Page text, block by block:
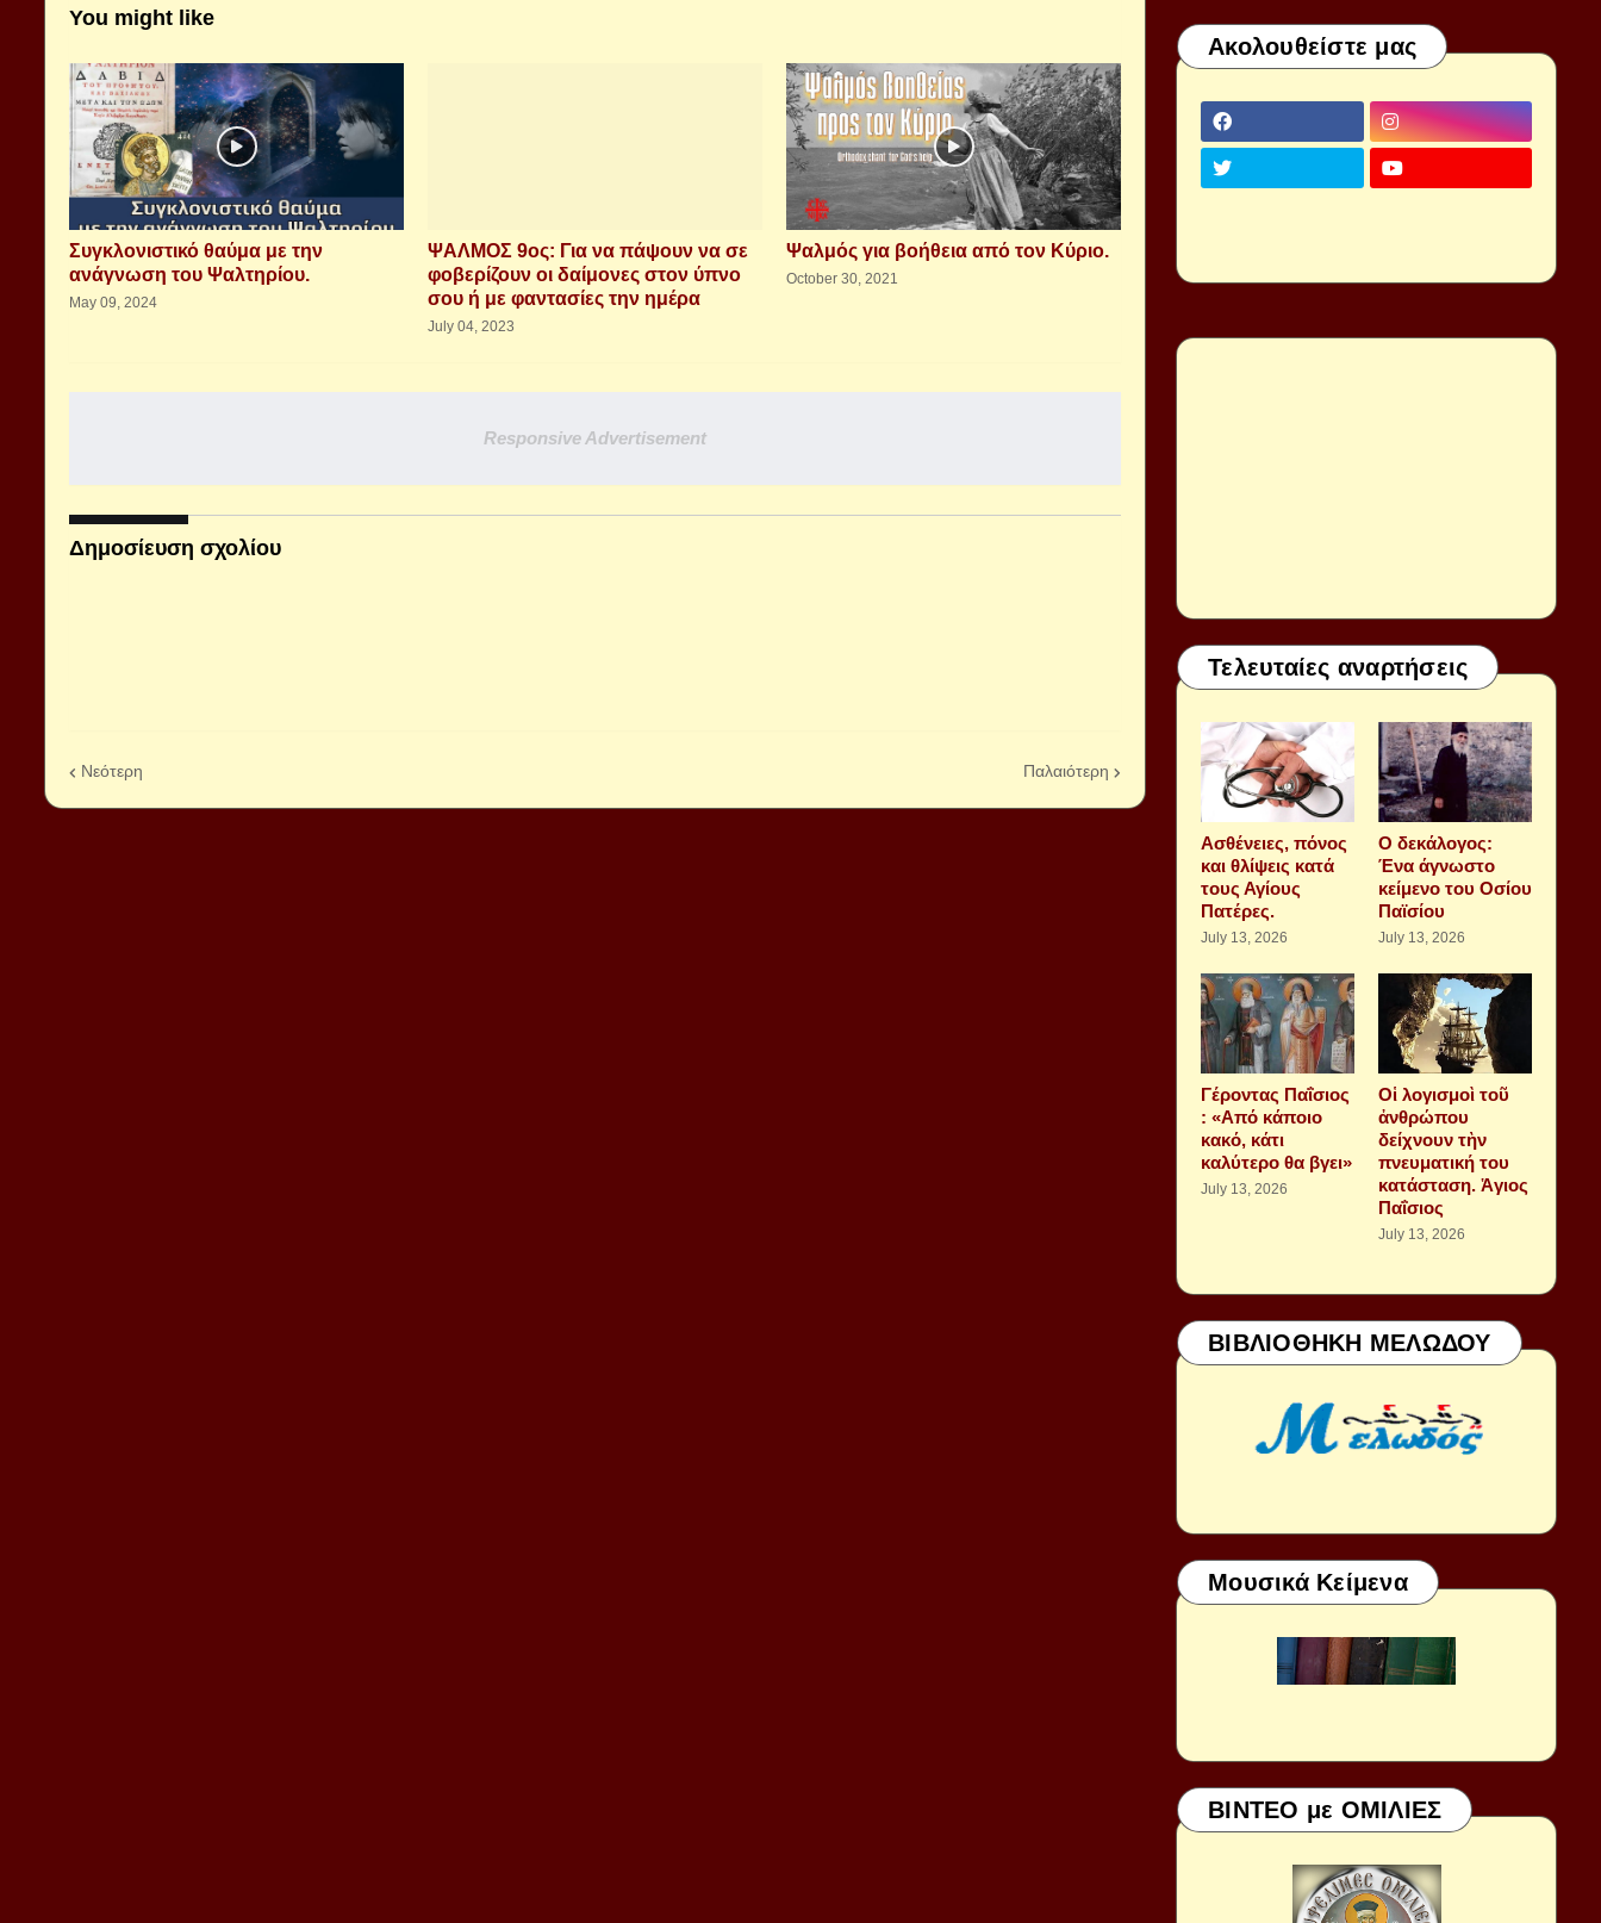
You might like
Συγκλονιστικό θαύμα με την
ανάγνωση του Ψαλτηρίου.
May 09, 2024
ΨΑΛΜΟΣ 9ος: Για να πάψουν να σε
φοβερίζουν οι δαίμονες στον ύπνο
σου ή με φαντασίες την ημέρα
July 04, 2023
Ψαλμός για βοήθεια από τον Κύριο.
October 30, 2021
Responsive Advertisement
Δημοσίευση σχολίου
Νεότερη Παλαιότερη
Ακολουθείστε μας
Τελευταίες αναρτήσεις
Aσθένειες, πόνος
και θλίψεις κατά
τους Αγίους
Πατέρες.
July 13, 2026
Ο δεκάλογος:
Ένα άγνωστο
κείμενο του Οσίου
Παϊσίου
July 13, 2026
Γέροντας Παΐσιος
: «Από κάποιο
κακό, κάτι
καλύτερο θα βγει»
July 13, 2026
Οἱ λογισμοὶ τοῦ
ἀνθρώπου
δείχνουν τὴν
πνευματική του
κατάσταση. Ἁγιος
Παΐσιος
July 13, 2026
ΒΙΒΛΙΟΘΗΚΗ ΜΕΛΩΔΟΥ
Μουσικά Κείμενα
ΒΙΝΤΕΟ με ΟΜΙΛΙΕΣ